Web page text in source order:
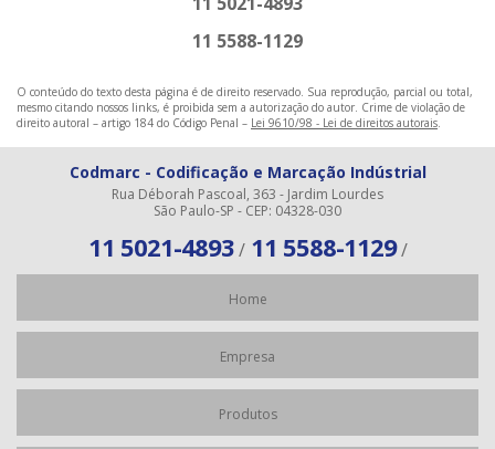
11 5588-1129
O conteúdo do texto desta página é de direito reservado. Sua reprodução, parcial ou total,
mesmo citando nossos links, é proibida sem a autorização do autor. Crime de violação de
direito autoral – artigo 184 do Código Penal – Lei 9610/98 - Lei de direitos autorais.
Codmarc - Codificação e Marcação Indústrial
Rua Déborah Pascoal, 363 - Jardim Lourdes
São Paulo-SP - CEP: 04328-030
11 5021-4893/11 5588-1129/
Home
Empresa
Produtos